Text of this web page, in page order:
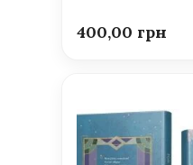
400,00